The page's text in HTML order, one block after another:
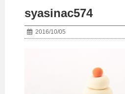
syasinac574
2016/10/05